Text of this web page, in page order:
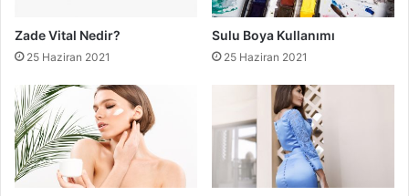
Zade Vital Nedir?
25 Haziran 2021
Sulu Boya Kullanımı
25 Haziran 2021